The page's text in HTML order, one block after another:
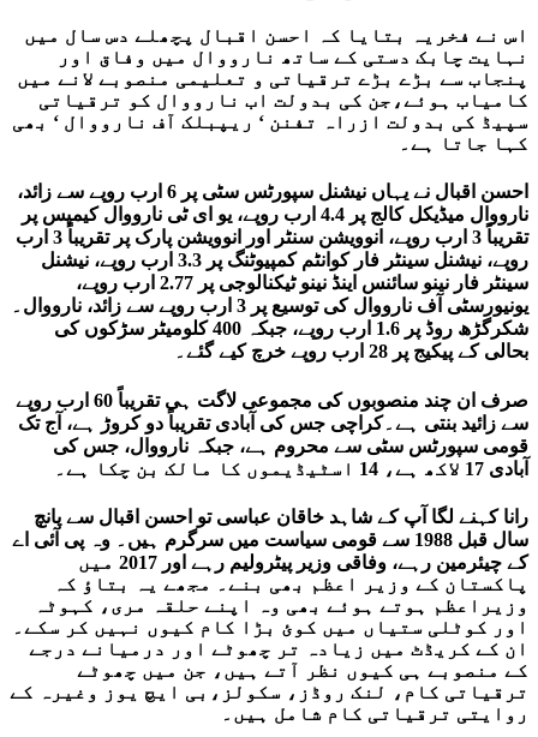
اس نے فخریہ بتایا کہ احسن اقبال پچھلے دس سال میں
نہایت چابک دستی کے ساتھ نارووال میں وفاق اور
پنجاب سے بڑے بڑے ترقیاتی و تعلیمی منصوبے لانے میں
کامیاب ہوئے،جن کی بدولت اب نارووال کو ترقیاتی
سپیڈ کی بدولت ازراہ تفنن ‘ ریپبلک آف نارووال ‘ بھی
کہا جاتا ہے۔
احسن اقبال نے یہاں نیشنل سپورٹس سٹی پر 6 ارب روپے سے زائد،
نارووال میڈیکل کالج پر 4.4 ارب روپے، یو ای ٹی نارووال کیمپس پر
تقریباً 3 ارب روپے، انوویشن سنٹر اور انوویشن پارک پر تقریباً 3 ارب
روپے، نیشنل سینٹر فار کوانٹم کمپیوٹنگ پر 3.3 ارب روپے، نیشنل
سینٹر فار نینو سائنس اینڈ نینو ٹیکنالوجی پر 2.77 ارب روپے،
یونیورسٹی آف نارووال کی توسیع پر 3 ارب روپے سے زائد، نارووال۔
شکرگڑھ روڈ پر 1.6 ارب روپے، جبکہ 400 کلومیٹر سڑکوں کی
بحالی کے پیکیج پر 28 ارب روپے خرچ کیے گئے۔
صرف ان چند منصوبوں کی مجموعی لاگت ہی تقریباً 60 ارب روپے
سے زائید بنتی ہے۔کراچی جس کی آبادی تقریباً دو کروڑ ہے، آج تک
قومی سپورٹس سٹی سے محروم ہے، جبکہ نارووال، جس کی
آبادی 17 لاکھ ہے، 14 اسٹیڈیموں کا مالک بن چکا ہے۔
رانا کہنے لگا آپ کے شاہد خاقان عباسی تو احسن اقبال سے پانچ
سال قبل 1988 سے قومی سیاست میں سرگرم ہیں۔ وہ پی آئی اے
کے چیئرمین رہے، وفاقی وزیر پیٹرولیم رہے اور 2017 میں
پاکستان کے وزیر اعظم بھی بنے۔ مجھے یہ بتاؤ کہ
وزیراعظم ہوتے ہوئے بھی وہ اپنے حلقہ مری، کہوٹہ
اور کوٹلی ستیاں میں کوئ بڑا کام کیوں نہیں کر سکے۔
ان کے کریڈٹ میں زیادہ تر چھوٹے اور درمیانے درجے
کے منصوبے ہی کیوں نظر آتے ہیں، جن میں چھوٹے
ترقیاتی کام، لنک روڈز، سکولز،بی ایچ یوز وغیرہ کے
روایتی ترقیاتی کام شامل ہیں۔